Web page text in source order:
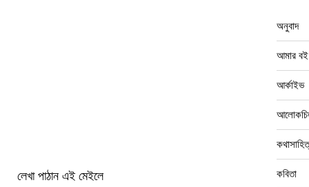
লেখা পাঠান এই মেইলে
অনুবাদ
আমার বই
আর্কাইভ
কবিতা